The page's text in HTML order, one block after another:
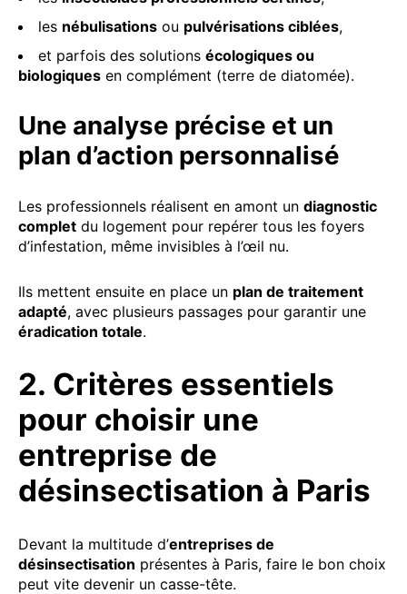
les nébulisations ou pulvérisations ciblées,
et parfois des solutions écologiques ou
biologiques en complément (terre de diatomée).
Une analyse précise et un
plan d’action personnalisé
Les professionnels réalisent en amont un diagnostic
complet du logement pour repérer tous les foyers
d’infestation, même invisibles à l’œil nu.
Ils mettent ensuite en place un plan de traitement
adapté, avec plusieurs passages pour garantir une
éradication totale.
2. Critères essentiels
pour choisir une
entreprise de
désinsectisation à Paris
Devant la multitude d’entreprises de
désinsectisation présentes à Paris, faire le bon choix
peut vite devenir un casse-tête.